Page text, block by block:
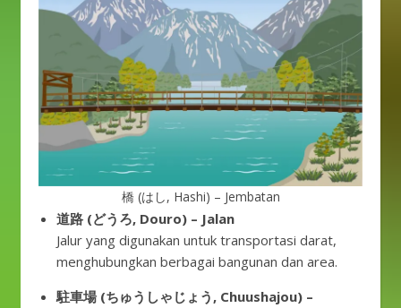
橋 (はし, Hashi) – Jembatan
道路 (どうろ, Douro) – Jalan
Jalur yang digunakan untuk transportasi darat,
menghubungkan berbagai bangunan dan area.
駐車場 (ちゅうしゃじょう, Chuushajou) –